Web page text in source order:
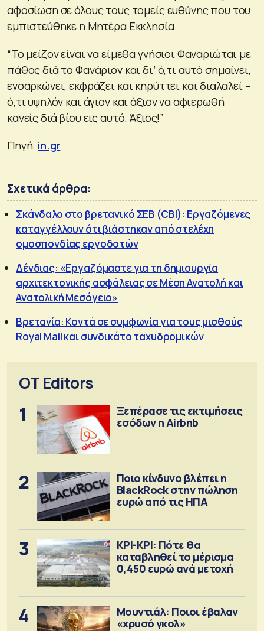
αφοσίωση σε όλους τους τομείς ευθύνης που του
εμπιστεύθηκε η Μητέρα Εκκλησία.
“Το μείζον είναι να είμεθα γνήσιοι Φαναριώται με
πάθος διά το Φανάριον και δι’ ό,τι αυτό σημαίνει,
ενσαρκώνει, εκφράζει και κηρύττει και διαλαλεί –
ό,τι υψηλόν και άγιον και άξιον να αφιερωθή
κανείς διά βίου εις αυτό. Άξιος!”
Πηγή: in.gr
Σχετικά άρθρα:
Σκάνδαλο στο βρετανικό ΣΕΒ (CBI): Εργαζόμενες
καταγγέλλουν ότι βιάστηκαν από στελέχη
ομοσπονδίας εργοδοτών
Δένδιας: «Εργαζόμαστε για τη δημιουργία
αρχιτεκτονικής ασφάλειας σε Μέση Ανατολή και
Ανατολική Μεσόγειο»
Βρετανία: Κοντά σε συμφωνία για τους μισθούς
Royal Mail και συνδικάτο ταχυδρομικών
OT Editors
1
Ξεπέρασε τις εκτιμήσεις
εσόδων η Airbnb
2
Ποιο κίνδυνο βλέπει η
BlackRock στην πώληση
ευρώ από τις ΗΠΑ
3
ΚΡΙ-ΚΡΙ: Πότε θα
καταβληθεί το μέρισμα
0,450 ευρώ ανά μετοχή
4
Μουντιάλ: Ποιοι έβαλαν
«χρυσό γκολ»